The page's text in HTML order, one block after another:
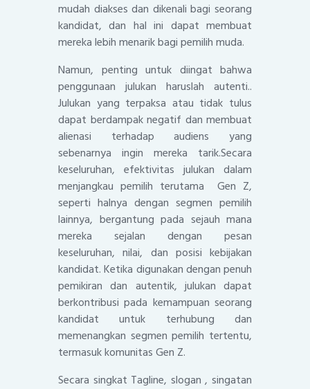
mudah diakses dan dikenali bagi seorang
kandidat, dan hal ini dapat membuat
mereka lebih menarik bagi pemilih muda.
Namun, penting untuk diingat bahwa
penggunaan julukan haruslah autenti..
Julukan yang terpaksa atau tidak tulus
dapat berdampak negatif dan membuat
alienasi terhadap audiens yang
sebenarnya ingin mereka tarik.Secara
keseluruhan, efektivitas julukan dalam
menjangkau pemilih terutama Gen Z,
seperti halnya dengan segmen pemilih
lainnya, bergantung pada sejauh mana
mereka sejalan dengan pesan
keseluruhan, nilai, dan posisi kebijakan
kandidat. Ketika digunakan dengan penuh
pemikiran dan autentik, julukan dapat
berkontribusi pada kemampuan seorang
kandidat untuk terhubung dan
memenangkan segmen pemilih tertentu,
termasuk komunitas Gen Z.
Secara singkat Tagline, slogan , singatan